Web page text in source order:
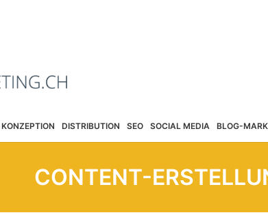
KONZEPTION DISTRIBUTION SEO SOCIAL MEDIA BLOG-
CONTENT-